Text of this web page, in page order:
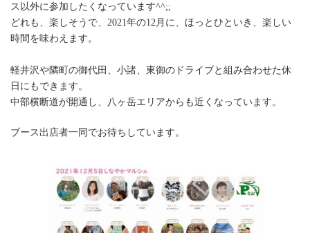
ス以外に参加したくなっています^^;;
どれも、楽しそうで、2021年の12月に、ほっとひといき、楽しい
時間を味わえます。
軽井沢や隣町の御代田、小諸、東御のドライブと組み合わせた休
日にもできます。
中部横断道が開通し、八ヶ岳エリアからも近くなっています。
ブース出店者一同でお待ちしています。